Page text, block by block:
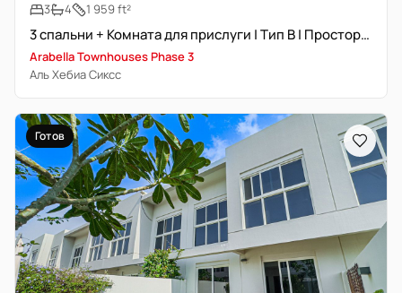
3
4 1 959 ft²
3 спальни + Комната для прислуги | Тип B | Просторный участок
Arabella Townhouses Phase 3
Аль Хебиа Сиксс
Готов